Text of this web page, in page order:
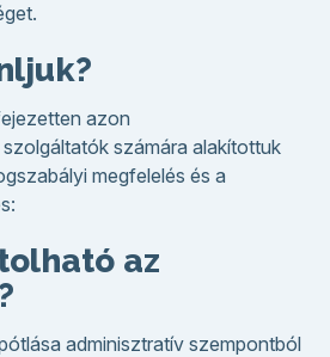
azon
számára alakítottuk
megfelelés és a
az
adminisztratív szempontból